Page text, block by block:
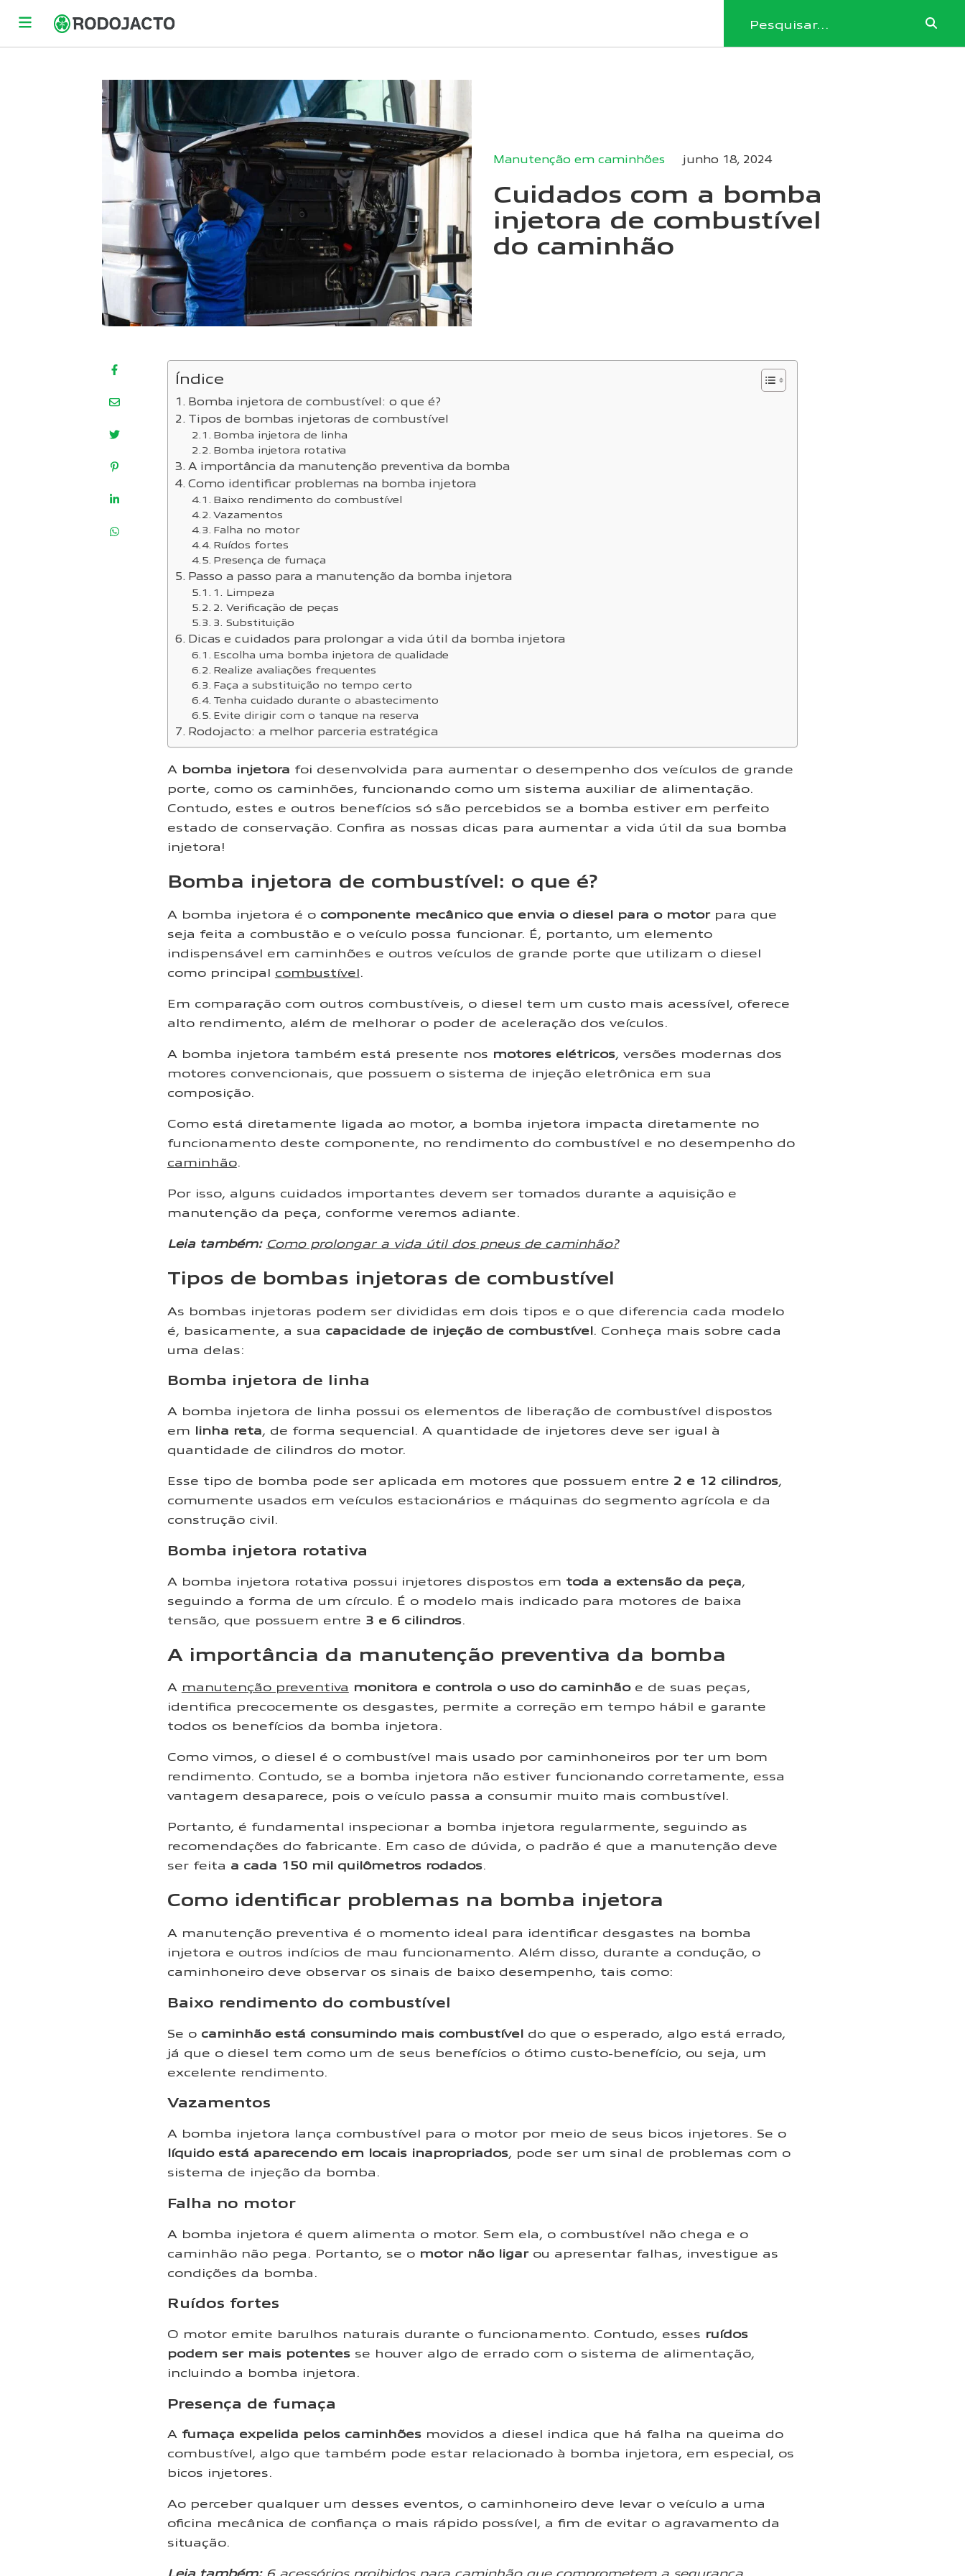
Manutenção em caminhões junho 18, 2024
Cuidados com a bomba
injetora de combustível
do caminhão
Índice
Bomba injetora de combustível: o que é?
Tipos de bombas injetoras de combustível
Bomba injetora de linha
Bomba injetora rotativa
A importância da manutenção preventiva da bomba
Como identificar problemas na bomba injetora
Baixo rendimento do combustível
Vazamentos
Falha no motor
Ruídos fortes
Presença de fumaça
Passo a passo para a manutenção da bomba injetora
1. Limpeza
2. Verificação de peças
3. Substituição
Dicas e cuidados para prolongar a vida útil da bomba injetora
Escolha uma bomba injetora de qualidade
Realize avaliações frequentes
Faça a substituição no tempo certo
Tenha cuidado durante o abastecimento
Evite dirigir com o tanque na reserva
Rodojacto: a melhor parceria estratégica
A bomba injetora foi desenvolvida para aumentar o desempenho dos veículos de grande
porte, como os caminhões, funcionando como um sistema auxiliar de alimentação.
Contudo, estes e outros benefícios só são percebidos se a bomba estiver em perfeito
estado de conservação. Confira as nossas dicas para aumentar a vida útil da sua bomba
injetora!
Bomba injetora de combustível: o que é?
A bomba injetora é o componente mecânico que envia o diesel para o motorpara que
seja feita a combustão e o veículo possa funcionar. É, portanto, um elemento
indispensável em caminhões e outros veículos de grande porte que utilizam o diesel
como principal combustível
Em comparação com outros combustíveis, o diesel tem um custo mais acessível, oferece
alto rendimento, além de melhorar o poder de aceleração dos veículos.
A bomba injetora também está presente nos motores elétricos, versões modernas dos
motores convencionais, que possuem o sistema de injeção eletrônica em sua
composição.
Como está diretamente ligada ao motor, a bomba injetora impacta diretamente no
funcionamento deste componente, no rendimento do combustível e no desempenho do
caminhão.
Por isso, alguns cuidados importantes devem ser tomados durante a aquisição e
manutenção da peça, conforme veremos adiante.
Leia também: Como prolongar a vida útil dos pneus de caminhão?
Tipos de bombas injetoras de combustível
As bombas injetoras podem ser divididas em dois tipos e o que diferencia cada modelo
é, basicamente, a sua capacidade de injeção de combustível. Conheça mais sobre cada
uma delas:
Bomba injetora de linha
A bomba injetora de linha possui os elementos de liberação de combustível dispostos
em linha reta, de forma sequencial. A quantidade de injetores deve ser igual à
quantidade de cilindros do motor.
Esse tipo de bomba pode ser aplicada em motores que possuem entre 2 e 12 cilindros,
comumente usados em veículos estacionários e máquinas do segmento agrícola e da
construção civil.
Bomba injetora rotativa
A bomba injetora rotativa possui injetores dispostos em toda a extensão da peça
seguindo a forma de um círculo. É o modelo mais indicado para motores de baixa
tensão, que possuem entre 3 e 6 cilindros.
A importância da manutenção preventiva da bomba
A manutenção preventiva monitora e controla o uso do caminhãoe de suas peças,
identifica precocemente os desgastes, permite a correção em tempo hábil e garante
todos os benefícios da bomba injetora.
Como vimos, o diesel é o combustível mais usado por caminhoneiros por ter um bom
rendimento. Contudo, se a bomba injetora não estiver funcionando corretamente, essa
vantagem desaparece, pois o veículo passa a consumir muito mais combustível.
Portanto, é fundamental inspecionar a bomba injetora regularmente, seguindo as
recomendações do fabricante. Em caso de dúvida, o padrão é que a manutenção deve
ser feita a cada 150 mil quilômetros rodados.
Como identificar problemas na bomba injetora
A manutenção preventiva é o momento ideal para identificar desgastes na bomba
injetora e outros indícios de mau funcionamento. Além disso, durante a condução, o
caminhoneiro deve observar os sinais de baixo desempenho, tais como:
Baixo rendimento do combustível
Se o caminhão está consumindo mais combustíveldo que o esperado, algo está errado,
já que o diesel tem como um de seus benefícios o ótimo custo-benefício, ou seja, um
excelente rendimento.
Vazamentos
A bomba injetora lança combustível para o motor por meio de seus bicos injetores. Se o
líquido está aparecendo em locais inapropriados, pode ser um sinal de problemas com o
sistema de injeção da bomba.
Falha no motor
A bomba injetora é quem alimenta o motor. Sem ela, o combustível não chega e o
caminhão não pega. Portanto, se o motor não ligarou apresentar falhas, investigue as
condições da bomba.
Ruídos fortes
O motor emite barulhos naturais durante o funcionamento. Contudo, esses ruídos
podem ser mais potentesse houver algo de errado com o sistema de alimentação,
incluindo a bomba injetora.
Presença de fumaça
A fumaça expelida pelos caminhõesmovidos a diesel indica que há falha na queima do
combustível, algo que também pode estar relacionado à bomba injetora, em especial, os
bicos injetores.
Ao perceber qualquer um desses eventos, o caminhoneiro deve levar o veículo a uma
oficina mecânica de confiança o mais rápido possível, a fim de evitar o agravamento da
situação.
Leia também: 6 acessórios proibidos para caminhão que comprometem a segurança